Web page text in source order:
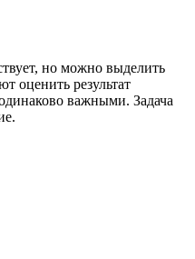
но можно выделить
оценить результат
важными. Задача